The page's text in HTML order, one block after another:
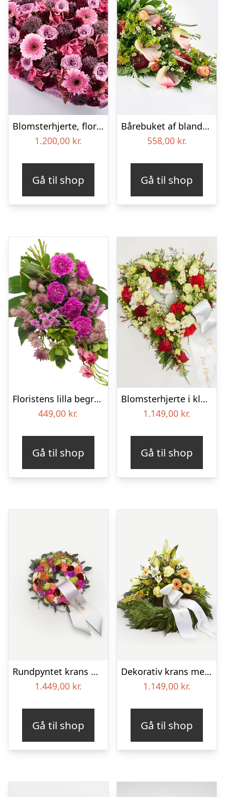
Blomsterhjerte, floristens valg – Blomster til begravelse
1.200,00 kr.
Gå til shop
Bårebuket af blandede blomster – Blomster til begravelse
558,00 kr.
Gå til shop
Floristens lilla begravelses­buket
449,00 kr.
Gå til shop
Blomsterhjerte i klassisk stil med bånd
1.149,00 kr.
Gå til shop
Rundpyntet krans med bånd
1.449,00 kr.
Gå til shop
Dekorativ krans med bånd
1.149,00 kr.
Gå til shop